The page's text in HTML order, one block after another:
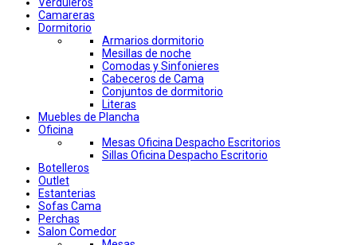
Verduleros
Camareras
Dormitorio
Armarios dormitorio
Mesillas de noche
Comodas y Sinfonieres
Cabeceros de Cama
Conjuntos de dormitorio
Literas
Muebles de Plancha
Oficina
Mesas Oficina Despacho Escritorios
Sillas Oficina Despacho Escritorio
Botelleros
Outlet
Estanterias
Sofas Cama
Perchas
Salon Comedor